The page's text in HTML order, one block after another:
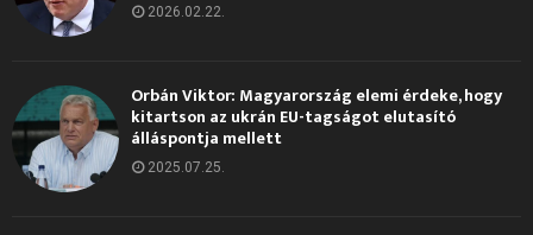
2026.02.22.
Orbán Viktor: Magyarország elemi érdeke, hogy
kitartson az ukrán EU-tagságot elutasító
álláspontja mellett
2025.07.25.